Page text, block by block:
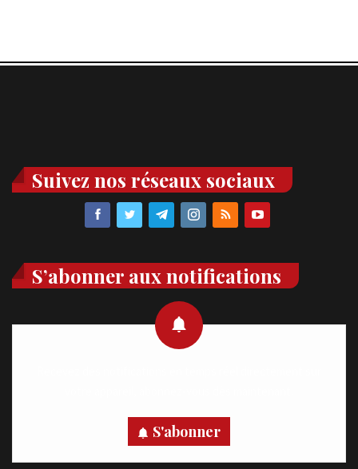
Suivez nos réseaux sociaux
S’abonner aux notifications
S'abonner